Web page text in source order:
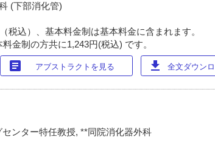
(下部消化管)
税込）、基本料金制は基本料金に含まれます。
金制の方共に1,243円(税込) です。
article アブストラクトを見る download 全文ダウン
ンター特任教授, **同院消化器外科